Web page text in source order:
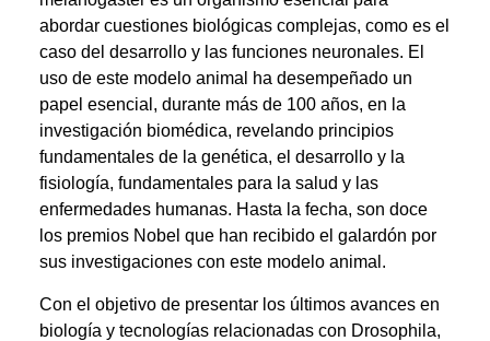
abordar cuestiones biológicas complejas, como es el
caso del desarrollo y las funciones neuronales. El
uso de este modelo animal ha desempeñado un
papel esencial, durante más de 100 años, en la
investigación biomédica, revelando principios
fundamentales de la genética, el desarrollo y la
fisiología, fundamentales para la salud y las
enfermedades humanas. Hasta la fecha, son doce
los premios Nobel que han recibido el galardón por
sus investigaciones con este modelo animal.
Con el objetivo de presentar los últimos avances en
biología y tecnologías relacionadas con Drosophila,